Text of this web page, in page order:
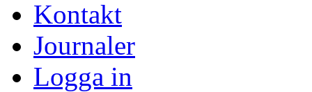
Kontakt
Journaler
Logga in